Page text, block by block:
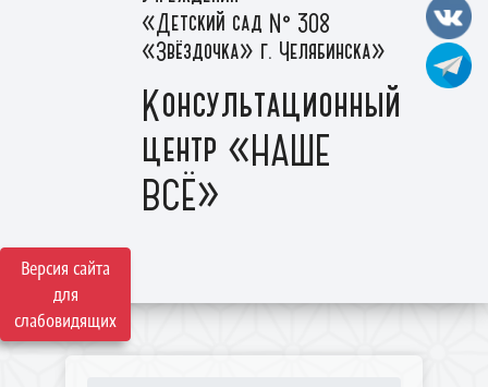
Версия сайта
для
слабовидящих
«Детский сад № 308
«Звёздочка» г. Челябинска»
Консультационный
центр «НАШЕ
ВСЁ»